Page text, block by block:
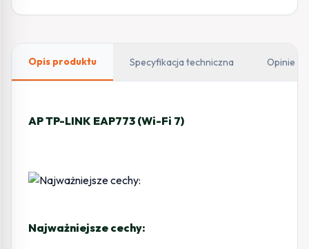
Opis produktu Specyfikacja techniczna Opinie
AP TP-LINK EAP773 (Wi-Fi 7)
Najważniejsze cechy: